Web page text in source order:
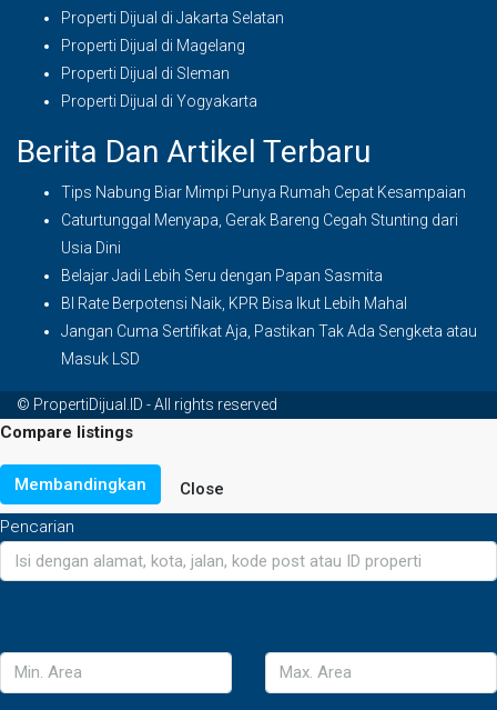
Properti Dijual di Jakarta Selatan
Properti Dijual di Magelang
Properti Dijual di Sleman
Properti Dijual di Yogyakarta
Berita Dan Artikel Terbaru
Tips Nabung Biar Mimpi Punya Rumah Cepat Kesampaian
Caturtunggal Menyapa, Gerak Bareng Cegah Stunting dari
Usia Dini
Belajar Jadi Lebih Seru dengan Papan Sasmita
BI Rate Berpotensi Naik, KPR Bisa Ikut Lebih Mahal
Jangan Cuma Sertifikat Aja, Pastikan Tak Ada Sengketa atau
Masuk LSD
© PropertiDijual.ID - All rights reserved
Compare listings
Membandingkan
Close
Pencarian